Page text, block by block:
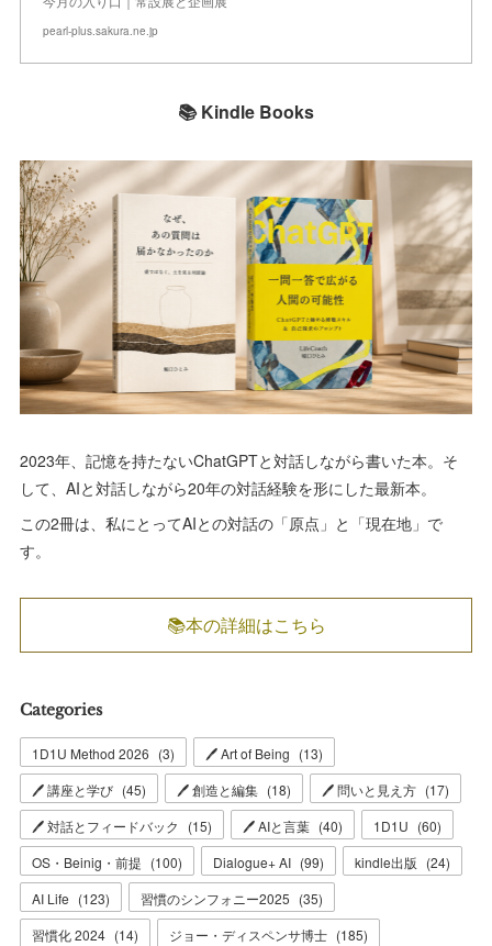
pearl-plus.sakura.ne.jp
📚 Kindle Books
2023年、記憶を持たないChatGPTと対話しながら書いた本。そ
して、AIと対話しながら20年の対話経験を形にした最新本。
この2冊は、私にとってAIとの対話の「原点」と「現在地」で
す。
📚本の詳細はこちら
Categories
1D1U Method 2026 (3) 🖊 Art of Being (13)
🖊 講座と学び (45) 🖊 創造と編集 (18) 🖊 問いと見え方 (17)
🖊 対話とフィードバック
(15) 🖊 AIと言葉 (40) 1D1U (60)
OS・Beinig・前提 (100) Dialogue+ AI (99) kindle出版 (24)
AI Life (123) 習慣のシンフォニー2025 (35)
習慣化 2024 (14) ジョー・ディスペンサ博士 (185)